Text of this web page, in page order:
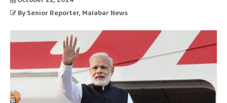
By Senior Reporter, Malabar News